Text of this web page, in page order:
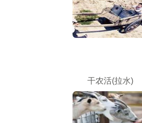
干农活(拉水)